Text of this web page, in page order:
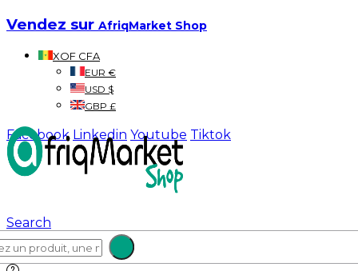
Vendez sur AfriqMarket Shop
XOF CFA
EUR €
USD $
GBP £
Facebook Linkedin Youtube Tiktok
Search